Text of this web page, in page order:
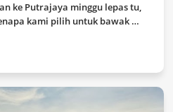
ke Putrajaya minggu lepas tu,
kami pilih untuk bawak …